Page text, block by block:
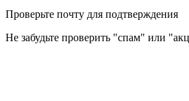
Проверьте почту для подтверждения
Не забудьте проверить "спам" или